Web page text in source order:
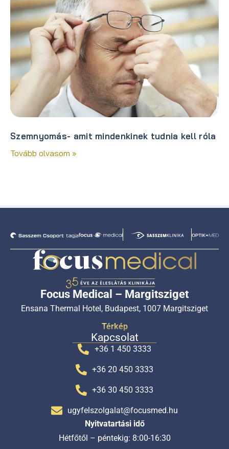
Szemnyomás- amit mindenkinek tudnia kell róla
Tovább olvasom »
Focus Medical – Margitsziget
Ensana Thermal Hotel, Budapest, 1007 Margitsziget
Térkép
Kapcsolat
+36 1 450 3333
+36 20 450 3333
+36 30 450 3333
ugyfelszolgalat@focusmed.hu
Nyitvatartási idő
Hétfőtől – péntekig: 8:00-16:30